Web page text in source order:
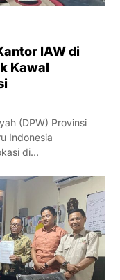
IAW di
Kawal
(DPW) Provinsi
Indonesia
di…